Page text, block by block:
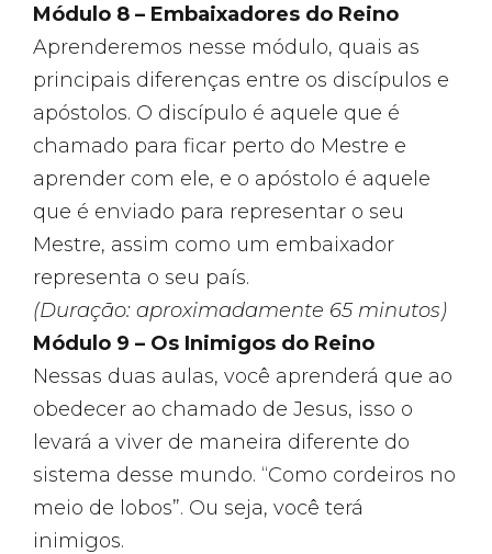
Módulo 8 – Embaixadores do Reino
Aprenderemos nesse módulo, quais as
principais diferenças entre os discípulos e
apóstolos. O discípulo é aquele que é
chamado para ficar perto do Mestre e
aprender com ele, e o apóstolo é aquele
que é enviado para representar o seu
Mestre, assim como um embaixador
representa o seu país.
(Duração: aproximadamente 65 minutos)
Módulo 9 – Os Inimigos do Reino
Nessas duas aulas, você aprenderá que ao
obedecer ao chamado de Jesus, isso o
levará a viver de maneira diferente do
sistema desse mundo. “Como cordeiros no
meio de lobos”. Ou seja, você terá
inimigos.